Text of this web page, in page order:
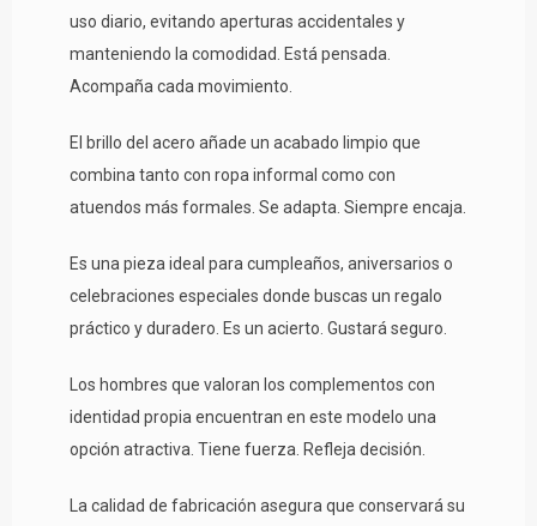
uso diario, evitando aperturas accidentales y
manteniendo la comodidad. Está pensada.
Acompaña cada movimiento.
El brillo del acero añade un acabado limpio que
combina tanto con ropa informal como con
atuendos más formales. Se adapta. Siempre encaja.
Es una pieza ideal para cumpleaños, aniversarios o
celebraciones especiales donde buscas un regalo
práctico y duradero. Es un acierto. Gustará seguro.
Los hombres que valoran los complementos con
identidad propia encuentran en este modelo una
opción atractiva. Tiene fuerza. Refleja decisión.
La calidad de fabricación asegura que conservará su